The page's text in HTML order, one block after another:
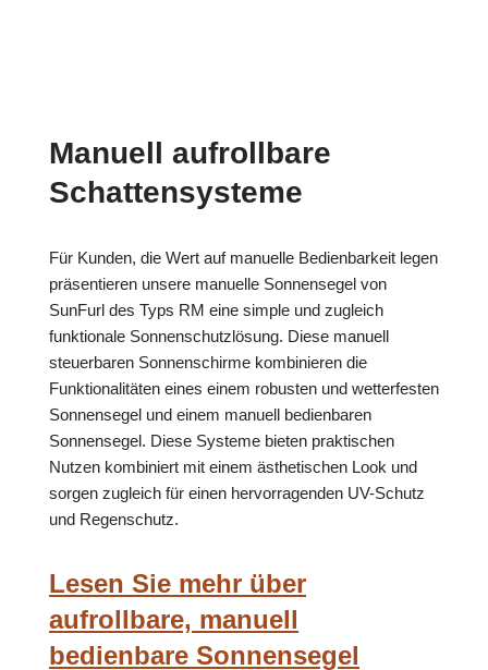
Manuell aufrollbare
Schattensysteme
Für Kunden, die Wert auf manuelle Bedienbarkeit legen
präsentieren unsere manuelle Sonnensegel von
SunFurl des Typs RM eine simple und zugleich
funktionale Sonnenschutzlösung. Diese manuell
steuerbaren Sonnenschirme kombinieren die
Funktionalitäten eines einem robusten und wetterfesten
Sonnensegel und einem manuell bedienbaren
Sonnensegel. Diese Systeme bieten praktischen
Nutzen kombiniert mit einem ästhetischen Look und
sorgen zugleich für einen hervorragenden UV-Schutz
und Regenschutz.
Lesen Sie mehr über
aufrollbare, manuell
bedienbare Sonnensegel